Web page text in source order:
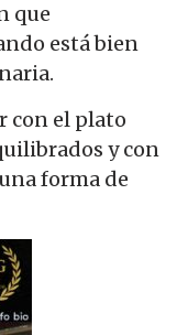
que
está bien
con el plato
y con
forma de